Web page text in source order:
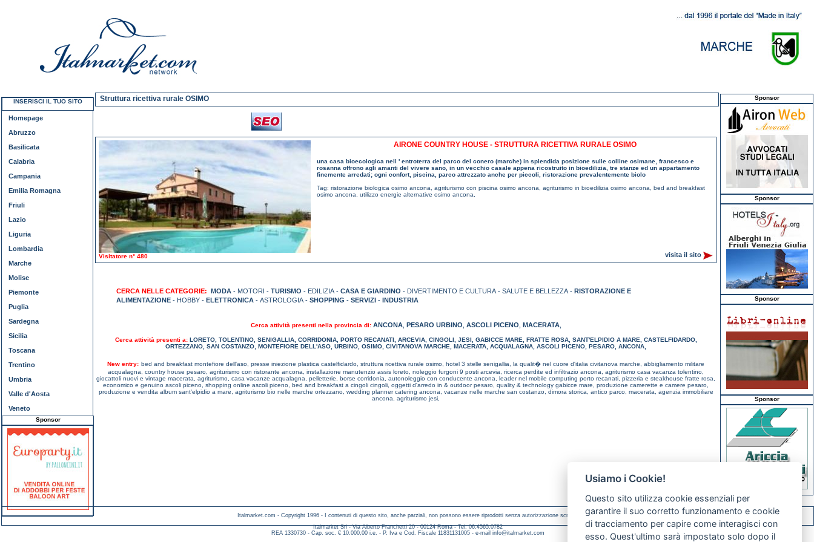
Struttura ricettiva rurale OSIMO
Visitatore n° 480
AIRONE COUNTRY HOUSE - STRUTTURA RICETTIVA RURALE OSIMO
una casa bioecologica nell ' entroterra del parco del conero (marche) in splendida posizione sulle colline osimane, francesco e
rosanna offrono agli amanti del vivere sano, in un vecchio casale appena ricostruito in bioedilizia, tre stanze ed un appartamento
finemente arredati; ogni confort, piscina, parco attrezzato anche per piccoli, ristorazione prevalentemente biolo
Tag: ristorazione biologica osimo ancona agriturismo con piscina osimo ancona agriturismo in bioedilizia osimo ancona
bed and breakfast
osimo ancona
utilizzo energie alternative osimo ancona
visita il sito
CERCA NELLE CATEGORIE: MODA - MOTORI - TURISMO - EDILIZIA - CASA E GIARDINO - DIVERTIMENTO E CULTURA - SALUTE E BELLEZZA - RISTORAZIONE E
ALIMENTAZIONE - HOBBY - ELETTRONICA - ASTROLOGIA - SHOPPING - SERVIZI - INDUSTRIA
Cerca attività presenti nella provincia di: ANCONA, PESARO URBINO ASCOLI PICENO MACERATA,
Cerca attività presenti a: LORETO, TOLENTINO, SENIGALLIA, CORRIDONIA, PORTO RECANATI, ARCEVIA, CINGOLI, JESI, GABICCE MARE FRATTE ROSA, SANT'ELPIDIO A MARE CASTELFIDARDO,
ORTEZZANO SAN COSTANZO MONTEFIORE DELL'ASO URBINO OSIMO CIVITANOVA MARCHE MACERATA ACQUALAGNA ASCOLI PICENO PESARO ANCONA
New entry: bed and breakfast montefiore dell'aso, presse iniezione plastica castelfidardo, struttura ricettiva rurale osimo, hotel 3 stelle senigallia, la qualit� nel cuore d'italia civitanova marche, abbigliamento militare
acqualagna, country house pesaro, agriturismo con ristorante ancona, installazione manutenzio assis loreto, noleggio furgoni 9 posti arcevia, ricerca perdite ed infiltrazio ancona, agriturismo casa vacanza tolentino,
giocattoli nuovi e vintage macerata, agriturismo, casa vacanze acqualagna, pelletterie, borse corridonia, autonoleggio con conducente ancona, leader nel mobile computing porto recanati, pizzeria e steakhouse fratte rosa,
economico e genuino ascoli piceno, shopping online ascoli piceno, bed and breakfast a cingoli cingoli, oggetti d'arredo in & outdoor pesaro, quality & technology gabicce mare, produzione camerette e camere pesaro,
produzione e vendita album sant'elpidio a mare, agriturismo bio nelle marche ortezzano, wedding planner catering ancona, vacanze nelle marche san costanzo, dimora storica, antico parco, macerata, agenzia immobiliare
ancona, agriturismo jesi,
INSERISCI IL TUO SITO
Homepage
Abruzzo
Basilicata
Calabria
Campania
Emilia Romagna
Friuli
Lazio
Liguria
Lombardia
Marche
Molise
Piemonte
Puglia
Sardegna
Sicilia
Toscana
Trentino
Umbria
Valle d'Aosta
Veneto
Sponsor
Sponsor
Sponsor
Sponsor
Sponsor
Italmarket.com - Copyright 1996 - I contenuti di questo sito, anche parziali, non possono essere riprodotti senza autorizzazione scritta.
Italmarket Srl - Via Alberto Franchetti 20 - 00124 Roma - Tel. 06.4565.0782
REA 1330730 - Cap. soc. € 10.000,00 i.e. - P. Iva e Cod. Fiscale 11831131005 - e-mail info@italmarket.com
Usiamo i Cookie!
Questo sito utilizza cookie essenziali per
garantire il suo corretto funzionamento e cookie
di tracciamento per capire come interagisci con
esso. Quest'ultimo sarà impostato solo dopo il